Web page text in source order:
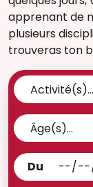
apprenant de
plusieurs
trouveras ton
Du